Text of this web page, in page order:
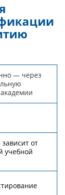
— через
от
учебной